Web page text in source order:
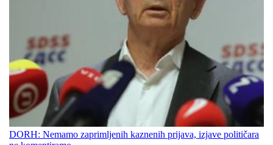
DORH: Nemamo zaprimljenih kaznenih prijava, izjave političara